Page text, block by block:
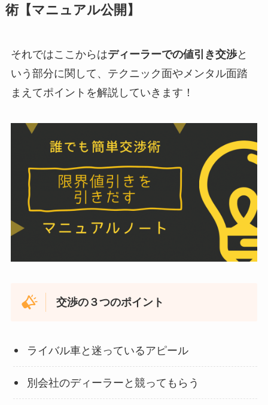
術【マニュアル公開】
それではここからはディーラーでの値引き交渉と
いう部分に関して、テクニック面やメンタル面踏
まえてポイントを解説していきます！
交渉の３つのポイント
ライバル車と迷っているアピール
別会社のディーラーと競ってもらう